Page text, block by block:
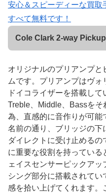
安心＆スピーディーな買取
すべて無料です！
Cole Clark 2-way
オリジナルのプリアンプ
ムです。プリアンプはヴ
ドイコライザーを搭載し
Treble、Middle、Bassをそ
為、直感的に音作りが可能
名前の通り、ブリッジの下
ダイレクトに受け止める
に重要な役割を持っている
ェイスセンサーピックア
シング部分に搭載されて
感を拾い上げてくれます。